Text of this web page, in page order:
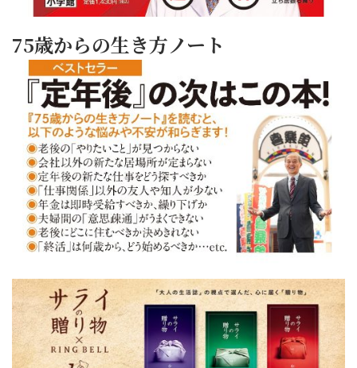
75歳からの生き方ノート